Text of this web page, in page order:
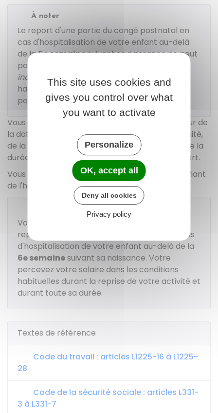
À noter
Le report d'une partie du congé postnatal en
cas d'hospitalisation de votre enfant au-delà
de la6esemainesuivant sa naissance ne peut
pas vous être refusé. Vous touchez les
indemnités journalières
, dans les conditions
habituelles, à la reprise de votre congé
postnatal et durant toute sa durée.
Vous devez également prévenir votre employeur de
la date d'interruption de votre congé de maternité,
de la date de votre retour dans l'entreprise et de la
durée du congé postnatal faisant l'objet du report.
Vous devez lui transmettre une attestation justifiant
de l'hospitalisation de votre enfant.
Votre employeur ne peut pas vous refuser le
report d'une partie du congé postnatal en cas
d'hospitalisation de votre enfant au-delà de la
6esemainesuivant sa naissance. Votre
percevez votre salaire dans les conditions
habituelles durant la reprise de votre activité et
durant toute sa durée.
Textes de référence
Code du travail : articles L1225-16 à L1225-
28
Code de la sécurité sociale : articles L331-
3 à L331-7
This site uses cookies and
gives you control over what
you want to activate
Personalize
OK, accept all
Deny all cookies
Privacy policy